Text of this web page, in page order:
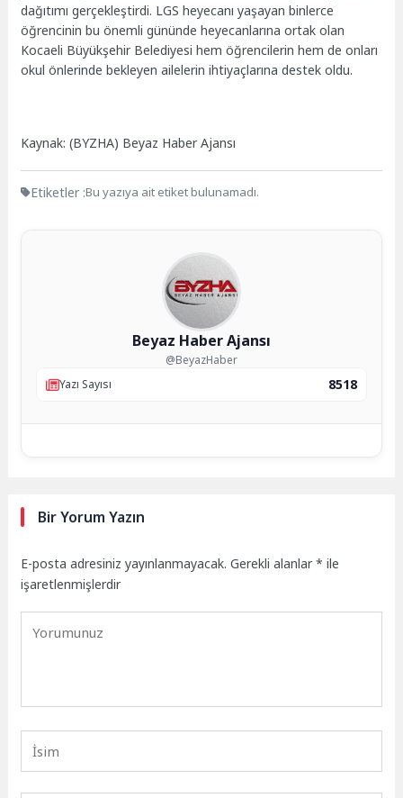
dağıtımı gerçekleştirdi. LGS heyecanı yaşayan binlerce
öğrencinin bu önemli gününde heyecanlarına ortak olan
Kocaeli Büyükşehir Belediyesi hem öğrencilerin hem de onları
okul önlerinde bekleyen ailelerin ihtiyaçlarına destek oldu.
Kaynak: (BYZHA) Beyaz Haber Ajansı
Etiketler :Bu yazıya ait etiket bulunamadı.
Beyaz Haber Ajansı
@BeyazHaber
Yazı Sayısı
8518
Bir Yorum Yazın
E-posta adresiniz yayınlanmayacak. Gerekli alanlar* ile
işaretlenmişlerdir